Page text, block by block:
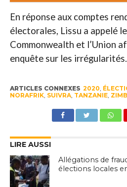
En réponse aux comptes
électorales, Lissu a appelé
Commonwealth et l’Union
enquête sur les irrégularités.
ARTICLES CONNEXES 2020
NORAFRIK, SUIVRA, TANZANIE,
LIRE AUSSI
Allégations de
élections locales